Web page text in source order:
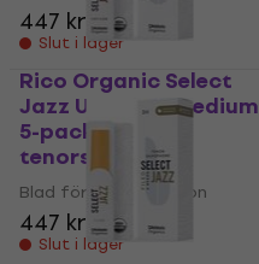
447 kr
Slut i lager
Rico Organic Select
Jazz Unfiled 2 Medium
5-pack Blad för
tenorsaxofon
Blad för tenorsaxofon
447 kr
Slut i lager